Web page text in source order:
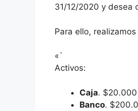
31/12/2020 y desea
Para ello,
«`
Activos:
Caja. $20.000
Banco.